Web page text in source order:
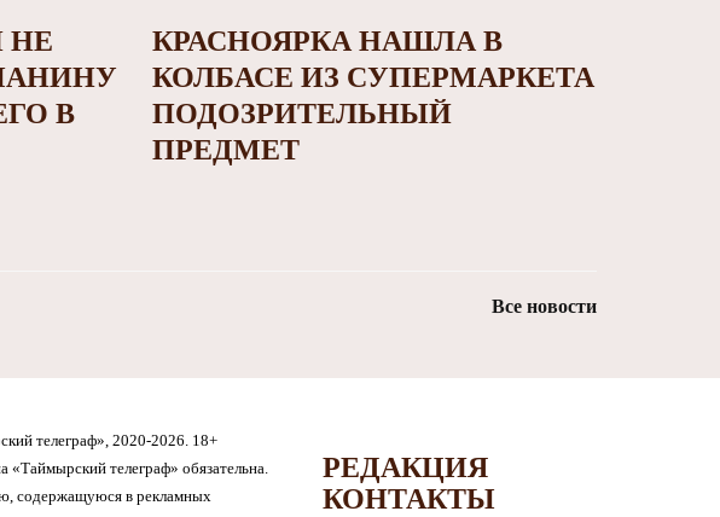
НЕ
В
КРАСНОЯРКА НАШЛА В
КОЛБАСЕ ИЗ СУПЕРМАРКЕТА
ПОДОЗРИТЕЛЬНЫЙ
ПРЕДМЕТ
Все новости
телеграф», 2020-2026. 18+
телеграф» обязательна.
содержащуюся в рекламных
РЕДАКЦИЯ
КОНТАКТЫ